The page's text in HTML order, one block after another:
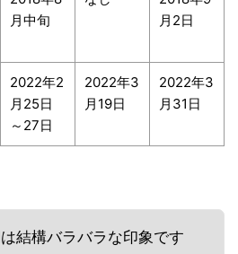
月中旬
月2日
2022年2
月25日
～27日
2022年3
月19日
2022年3
月31日
結構バラバラな印象です